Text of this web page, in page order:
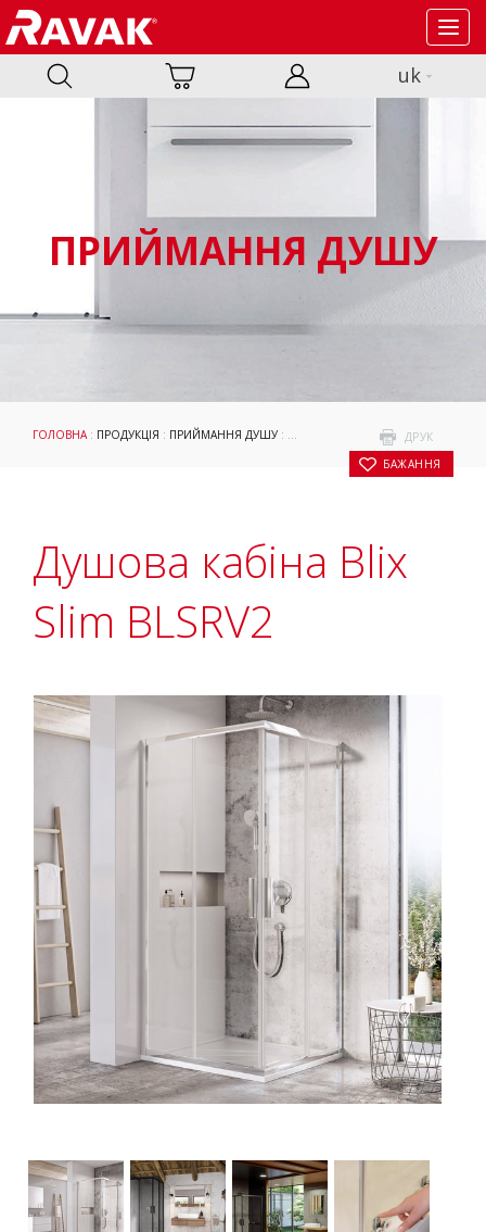
uk
ПРИЙМАННЯ ДУШУ
ДРУК
БАЖАННЯ
ГОЛОВНА: ПРОДУКЦІЯ : ПРИЙМАННЯ ДУШУ : ДУШОВІ КАБІНИ ТА ДВЕРІ:
Душова кабіна Blix
Slim BLSRV2